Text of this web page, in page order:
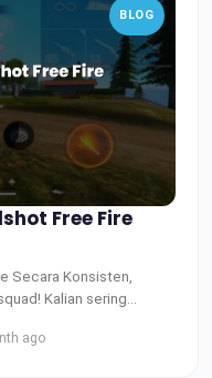
BLOG
Free Fire
Secara Konsisten,
Kalian sering
ago